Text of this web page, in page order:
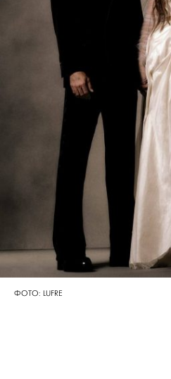
ФОТО: LUFRE